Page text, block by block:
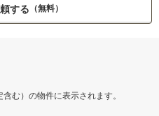
する （無料）
む）の物件に表示されます。